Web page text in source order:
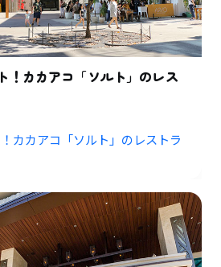
！カカアコ「ソルト」のレス
カカアコ「ソルト」のレストラ